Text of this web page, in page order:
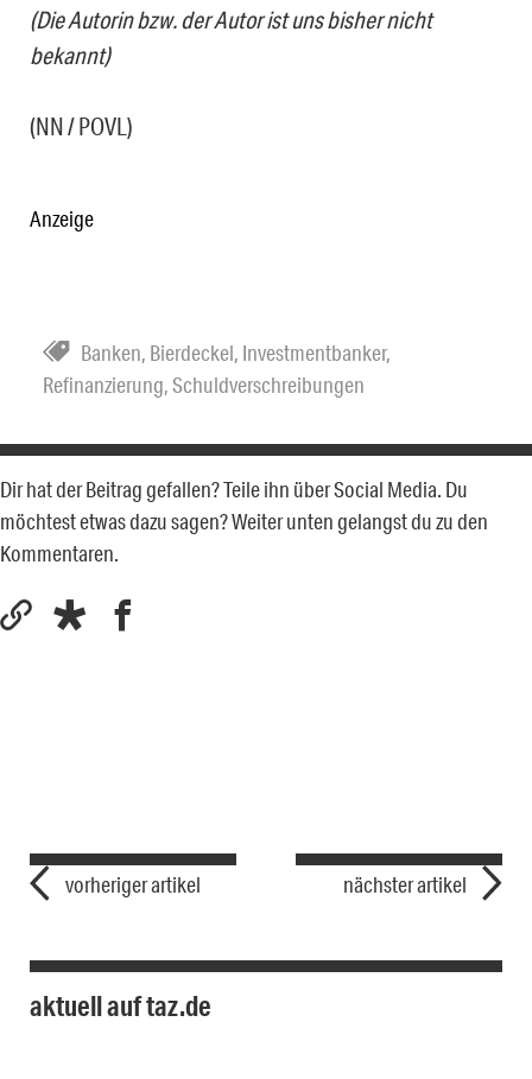
(Die Autorin bzw. der Autor ist uns bisher nicht
bekannt)
(NN / POVL)
Anzeige
Banken, Bierdeckel, Investmentbanker,
Refinanzierung,Schuldverschreibungen
Dir hat der Beitrag gefallen? Teile ihn über Social Media. Du
möchtest etwas dazu sagen? Weiter unten gelangst du zu den
Kommentaren.
vorheriger artikel nächster artikel
aktuell auf taz.de